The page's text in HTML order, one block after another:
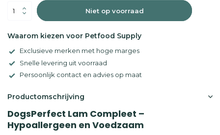
Niet op voorraad
Waarom kiezen voor Petfood Supply
Exclusieve merken met hoge marges
Snelle levering uit voorraad
Persoonlijk contact en advies op maat
Productomschrijving
DogsPerfect Lam Compleet –
Hypoallergeen en Voedzaam